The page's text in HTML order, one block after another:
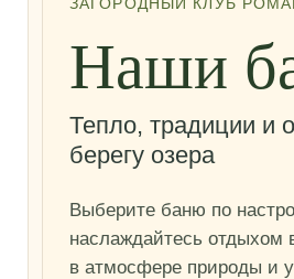
Наши
Тепло, традиции и
берегу озера
Выберите баню по
наслаждайтесь отдыхом
в атмосфере природы и